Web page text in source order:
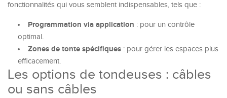
fonctionnalités qui vous semblent indispensables, tels que :
Programmation via application : pour un contrôle
optimal.
Zones de tonte spécifiques : pour gérer les espaces plus
efficacement.
Les options de tondeuses : câbles
ou sans câbles